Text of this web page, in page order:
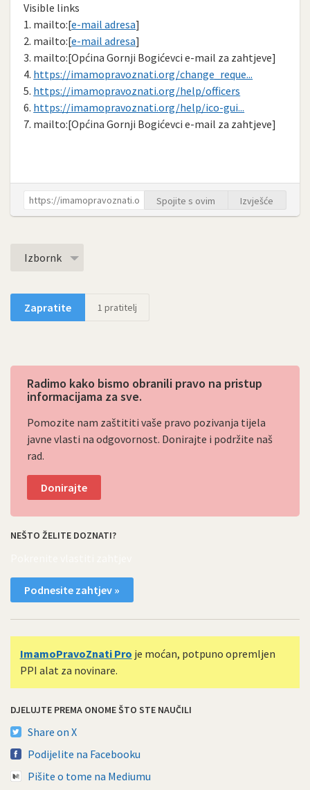
Visible links
1. mailto:[e-mail adresa]
2. mailto:[e-mail adresa]
3. mailto:[Općina Gornji Bogićevci e-mail za zahtjeve]
4. https://imamopravoznati.org/change_reque...
5. https://imamopravoznati.org/help/officers
6. https://imamopravoznati.org/help/ico-gui...
7. mailto:[Općina Gornji Bogićevci e-mail za zahtjeve]
Spojite s ovim Izvješće
Izbornk
Zapratite 1 pratitelj
Radimo kako bismo obranili pravo na pristup
informacijama za sve.
Pomozite nam zaštititi vaše pravo pozivanja tijela
javne vlasti na odgovornost. Donirajte i podržite naš
rad.
Donirajte
NEŠTO ŽELITE DOZNATI?
Podnesite zahtjev »
ImamoPravoZnati Pro je moćan, potpuno opremljen
PPI alat za novinare.
DJELUJTE PREMA ONOME ŠTO STE NAUČILI
Share on X
Podijelite na Facebooku
Pišite o tome na Mediumu